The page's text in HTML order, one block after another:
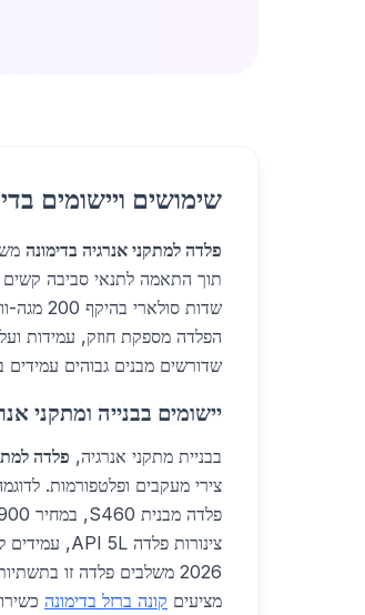
שימושים ויישומים
פלדה למתקני אנרגיה בדימונה
שדות
הפלדה מספקת חוזק, עמידות
שדורשים מבנים גבוהים עמידים
יישומים בבנייה ומתקני
בבניית מתקני אנרגיה, פלדה
מציעים קונה ברזל בדימונה